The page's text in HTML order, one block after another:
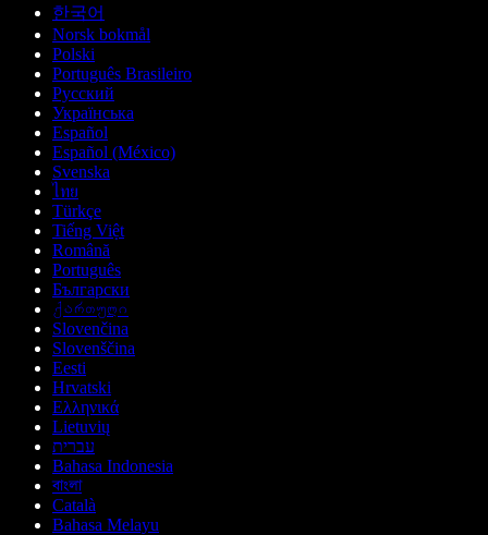
한국어
Norsk bokmål
Polski
Português Brasileiro
Русский
Українська
Español
Español (México)
Svenska
ไทย
Türkçe
Tiếng Việt
Română
Português
Български
ქართული
Slovenčina
Slovenščina
Eesti
Hrvatski
Ελληνικά
Lietuvių
עברית
Bahasa Indonesia
বাংলা
Català
Bahasa Melayu